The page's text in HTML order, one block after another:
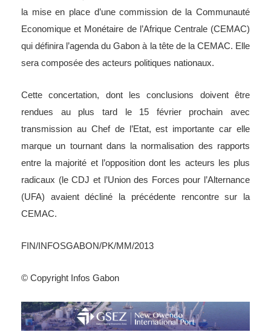
la mise en place d’une commission de la Communauté
Economique et Monétaire de l’Afrique Centrale (CEMAC)
qui définira l’agenda du Gabon à la tête de la CEMAC. Elle
sera composée des acteurs politiques nationaux.
Cette concertation, dont les conclusions doivent être
rendues au plus tard le 15 février prochain avec
transmission au Chef de l’Etat, est importante car elle
marque un tournant dans la normalisation des rapports
entre la majorité et l’opposition dont les acteurs les plus
radicaux (le CDJ et l’Union des Forces pour l’Alternance
(UFA) avaient décliné la précédente rencontre sur la
CEMAC.
FIN/INFOSGABON/PK/MM/2013
© Copyright Infos Gabon